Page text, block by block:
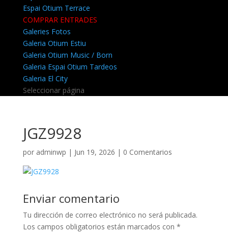
Espai Otium Terrace
COMPRAR ENTRADES
Galeries Fotos
Galeria Otium Estiu
Galeria Otium Music / Born
Galeria Espai Otium Tardeos
Galeria El City
Seleccionar página
JGZ9928
por adminwp | Jun 19, 2026 | 0 Comentarios
Enviar comentario
Tu dirección de correo electrónico no será publicada.
Los campos obligatorios están marcados con *